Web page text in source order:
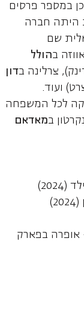
במספר פרסים
היתה חברה
שם
בהולל
צרלינה בדון
ועוד.
לכל המשפחה
במאדאם